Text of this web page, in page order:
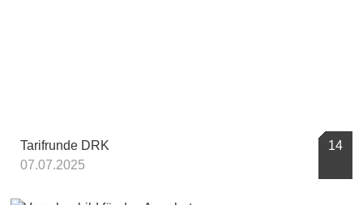
Tarifrunde DRK
07.07.2025
14